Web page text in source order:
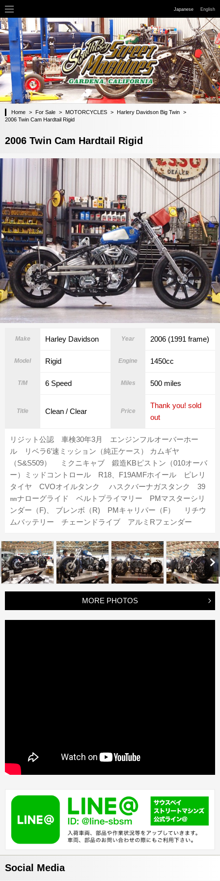
Japanese English
Home > For Sale > MOTORCYCLES > Harlery Davidson Big Twin >
2006 Twin Cam Hardtail Rigid
2006 Twin Cam Hardtail Rigid
Make Harley Davidson Year 2006 (1991 frame)
Model Rigid Engine 1450cc
T/M 6 Speed Miles 500 miles
Title Clean / Clear Price
Thank you! sold
out
リジット公認 車検30年3月 エンジンフルオーバーホー
ル リベラ6’速ミッション（純正ケース） カムギヤ
（S&S509） ミクニキャブ 鍛造KBピストン（010オーバ
ー）ミッドコントロール R18、F19AMFホイール ピレリ
タイヤ CVOオイルタンク ハスクバーナガスタンク 39
㎜ナローグライド ベルトプライマリー PMマスターシリ
ンダー（F)、 ブレンボ（R) PMキャリパー（F） リチウ
ムバッテリー チェーンドライブ アルミRフェンダー
MORE PHOTOS
Social Media